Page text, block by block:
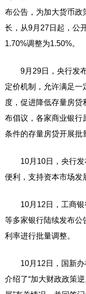
布公告，为加大货币政
长，从9月27日起，公
1.70%调整为1.50%。
9月29日，央行发布
定价机制，允许满足一
度，促进降低存量房
布倡议，各家商业银行
条件的存量房贷开展批
10月10日，央行发
便利，支持资本市场发
10月12日，工商银
等多家银行陆续发布公
利率进行批量调整。
10月12日，国新办
介绍了“加大财政政策